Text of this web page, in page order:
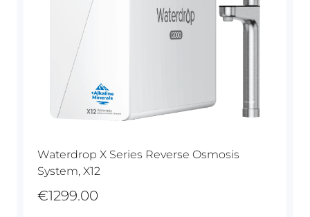
Waterdrop X Series Reverse Osmosis
System, X12
€1299.00